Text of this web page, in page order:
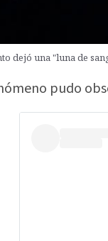
dejó una "luna de
pudo